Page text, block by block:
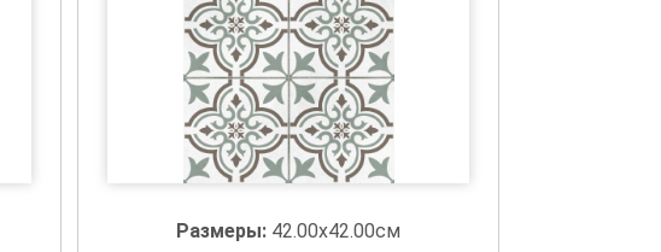
Размеры: 42.00x42.00см